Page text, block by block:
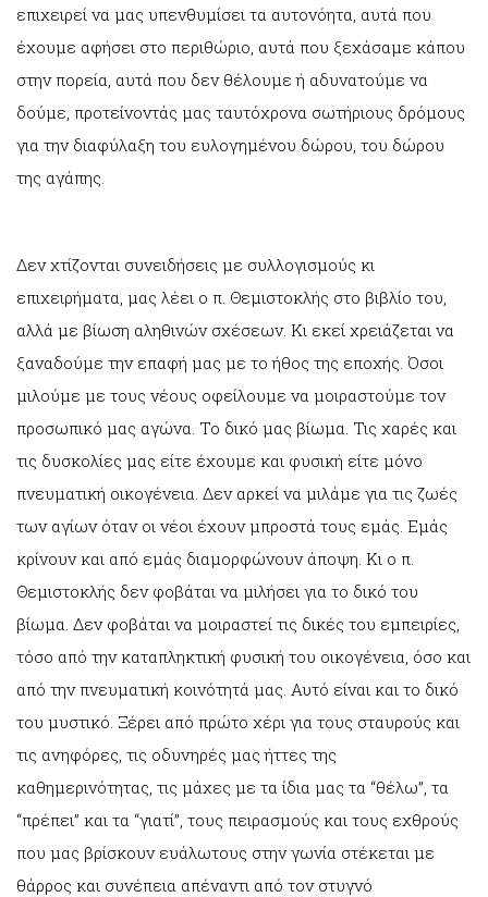
επιχειρεί να μας υπενθυμίσει τα αυτονόητα, αυτά που
έχουμε αφήσει στο περιθώριο, αυτά που ξεχάσαμε κάπου
στην πορεία, αυτά που δεν θέλουμε ή αδυνατούμε να
δούμε, προτείνοντάς μας ταυτόχρονα σωτήριους δρόμους
για την διαφύλαξη του ευλογημένου δώρου, του δώρου
της αγάπης.
Δεν χτίζονται συνειδήσεις με συλλογισμούς κι
επιχειρήματα, μας λέει ο π. Θεμιστοκλής στο βιβλίο του,
αλλά με βίωση αληθινών σχέσεων. Κι εκεί χρειάζεται να
ξαναδούμε την επαφή μας με το ήθος της εποχής. Όσοι
μιλούμε με τους νέους οφείλουμε να μοιραστούμε τον
προσωπικό μας αγώνα. Το δικό μας βίωμα. Τις χαρές και
τις δυσκολίες μας είτε έχουμε και φυσική είτε μόνο
πνευματική οικογένεια. Δεν αρκεί να μιλάμε για τις ζωές
των αγίων όταν οι νέοι έχουν μπροστά τους εμάς. Εμάς
κρίνουν και από εμάς διαμορφώνουν άποψη. Κι ο π.
Θεμιστοκλής δεν φοβάται να μιλήσει για το δικό του
βίωμα. Δεν φοβάται να μοιραστεί τις δικές του εμπειρίες,
τόσο από την καταπληκτική φυσική του οικογένεια, όσο και
από την πνευματική κοινότητά μας. Αυτό είναι και το δικό
του μυστικό. Ξέρει από πρώτο χέρι για τους σταυρούς και
τις ανηφόρες, τις οδυνηρές μας ήττες της
καθημερινότητας, τις μάχες με τα ίδια μας τα “θέλω”, τα
“πρέπει” και τα “γιατί”, τους πειρασμούς και τους εχθρούς
που μας βρίσκουν ευάλωτους στην γωνία στέκεται με
θάρρος και συνέπεια απέναντι από τον στυγνό